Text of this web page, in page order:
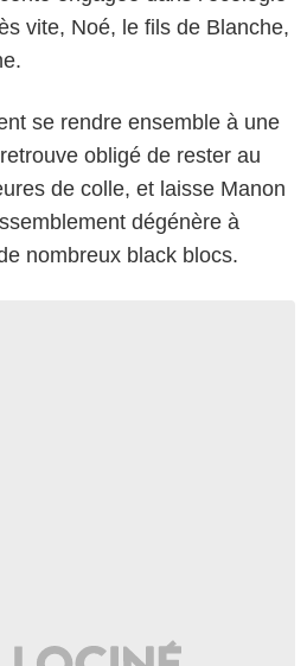
vite, Noé, le fils de Blanche,
se rendre ensemble à une
obligé de rester au
de colle, et laisse Manon
dégénère à
nombreux black blocs.